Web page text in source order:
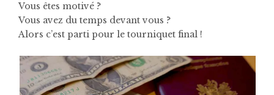
Vous êtes motivé ?
Vous avez du temps devant vous ?
Alors c’est parti pour le tourniquet final !